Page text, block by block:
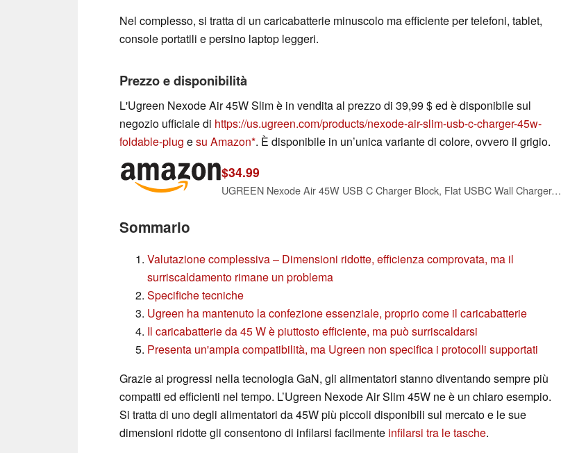
Nel complesso, si tratta di un caricabatterie minuscolo ma efficiente per telefoni, tablet,
console portatili e persino laptop leggeri.
Prezzo e disponibilità
L'Ugreen Nexode Air 45W Slim è in vendita al prezzo di 39,99 $ ed è disponibile sul
negozio ufficiale di https://us.ugreen.com/products/nexode-air-slim-usb-c-charger-45w-
foldable-plug esu Amazon . È disponibile in un’unica variante di colore, ovvero il grigio.
$34.99
UGREEN Nexode Air 45W USB C Charger Block, Flat USBC Wall Charger, Ultra Slim and Foldable Plug Power Adapter for iPhone 17 16, Galaxy S26/S25, iPad, MacBook Air/Neo/Pro, Grey
Sommario
Valutazione complessiva – Dimensioni ridotte, efficienza comprovata, ma il
surriscaldamento rimane un problema
Specifiche tecniche
Ugreen ha mantenuto la confezione essenziale, proprio come il caricabatterie
Il caricabatterie da 45 W è piuttosto efficiente, ma può surriscaldarsi
Presenta un'ampia compatibilità, ma Ugreen non specifica i protocolli supportati
Grazie ai progressi nella tecnologia GaN, gli alimentatori stanno diventando sempre più
compatti ed efficienti nel tempo. L’Ugreen Nexode Air Slim 45W ne è un chiaro esempio.
Si tratta di uno degli alimentatori da 45W più piccoli disponibili sul mercato e le sue
dimensioni ridotte gli consentono di infilarsi facilmente infilarsi tra le tasche.